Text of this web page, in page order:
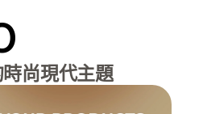
尚現代主題